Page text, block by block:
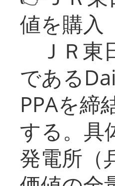
値を購入
ＪＲ東
である
PPAを締
する。具
発電所（